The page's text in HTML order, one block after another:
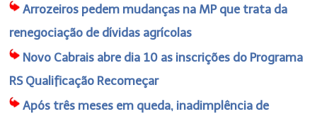
Arrozeiros pedem mudanças na MP que trata da
renegociação de dívidas agrícolas
Novo Cabrais abre dia 10 as inscrições do Programa
RS Qualificação Recomeçar
Após três meses em queda, inadimplência de